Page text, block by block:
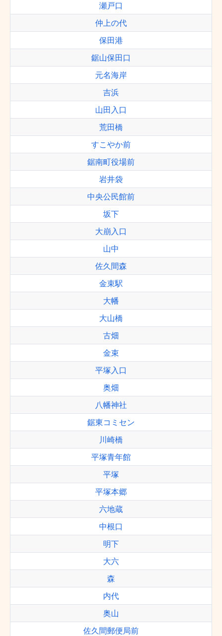
瀬戸口
仲上の代
保田港
鋸山保田口
元名海岸
吉浜
山田入口
荒田橋
すこやか前
鋸南町役場前
岩井袋
中央公民館前
坂下
大崩入口
山中
佐久間森
金束駅
大幡
大山橋
古畑
金束
平塚入口
奥畑
八幡神社
鋸東コミセン
川崎橋
平塚青年館
平塚
平塚本郷
六地蔵
中根口
明下
大六
森
内代
奥山
佐久間郵便局前